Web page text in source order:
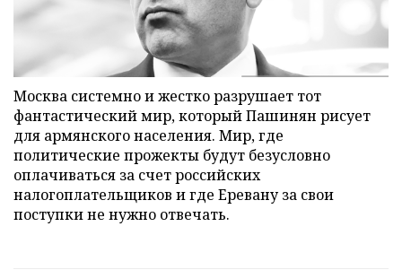
Москва системно и жестко разрушает тот
фантастический мир, который Пашинян рисует
для армянского населения. Мир, где
политические прожекты будут безусловно
оплачиваться за счет российских
налогоплательщиков и где Еревану за свои
поступки не нужно отвечать.